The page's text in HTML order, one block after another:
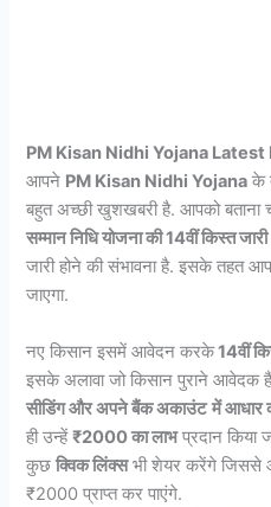
PM Kisan Nidhi Yojana Latest
आपने PM Kisan Nidhi Yojana के
बहुत अच्छी खुशखबरी है. आपको बताना
सम्मान निधि योजना की 14वीं किस्त जारी
जारी होने की संभावना है. इसके तहत
जाएगा.
नए किसान इसमें आवेदन करके14वीं
इसके अलावा जो किसान पुराने आवेदक
सीडिंग और अपने बैंक अकाउंट में आधार
ही उन्हें₹2000 का लाभप्रदान किया
कुछक्विक लिंक्सभी शेयर करेंगे जिससे
₹2000 प्राप्त कर पाएंगे.